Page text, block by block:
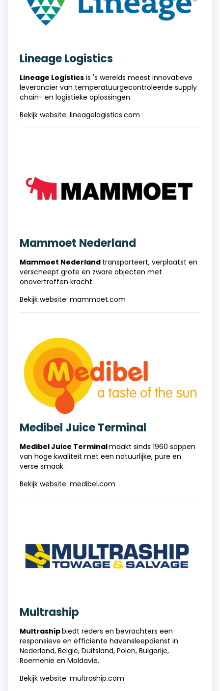
Lineage Logistics
Lineage Logistics is 's werelds meest innovatieve
leverancier van temperatuurgecontroleerde supply
chain- en logistieke oplossingen.
Bekijk website: lineagelogistics.com
Mammoet Nederland
Mammoet Nederland transporteert, verplaatst en
verscheept grote en zware objecten met
onovertroffen kracht.
Bekijk website: mammoet.com
Medibel Juice Terminal
Medibel Juice Terminalmaakt sinds 1960 sappen
van hoge kwaliteit met een natuurlijke, pure en
verse smaak.
Bekijk website: medibel.com
Multraship
Multrashipbiedt reders en bevrachters een
responsieve en efficiënte havensleepdienst in
Nederland, België, Duitsland, Polen, Bulgarije,
Roemenië en Moldavië.
Bekijk website: multraship.com